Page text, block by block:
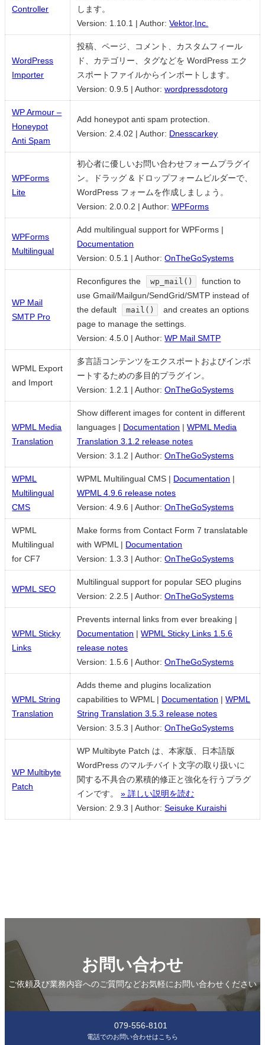
Controller
します。
Version: 1.10.1 |Author:Vektor,Inc.
WordPress
Importer
投稿、ページ、コメント、カスタムフィール
ド、カテゴリー、タグなどを WordPress エク
スポートファイルからインポートします。
Version: 0.9.5 |Author:wordpressdotorg
WP Armour –
Honeypot
Anti Spam
Add honeypot anti spam protection.
Version: 2.4.02 |Author: Dnesscarkey
WPForms
Lite
初心者に優しいお問い合わせフォームプラグイ
ン。ドラッグ & ドロップフォームビルダーで、
WordPress フォームを作成しましょう。
Version: 2.0.0.2 |Author:WPForms
WPForms
Multilingual
Add multilingual support for WPForms |
Documentation
Version: 0.5.1 |Author:OnTheGoSystems
WP Mail
SMTP Pro
Reconfigures the wp_mail()
function to
use Gmail/Mailgun/SendGrid/SMTP instead of
the default
mail()
and creates an options
page to manage the settings.
Version: 4.5.0 |Author:WP Mail SMTP
WPML Export
and Import
多言語コンテンツをエクスポートおよびインポ
ートするための多目的プラグイン。
Version: 1.2.1 |Author:OnTheGoSystems
WPML Media
Translation
Show different images for content in different
languages | Documentation |WPML Media
Translation 3.1.2 release notes
Version: 3.1.2 |Author:OnTheGoSystems
WPML
Multilingual
CMS
WPML Multilingual CMS | Documentation |
WPML 4.9.6 release notes
Version: 4.9.6 |Author:OnTheGoSystems
WPML
Multilingual
for CF7
Make forms from Contact Form 7 translatable
with WPML | Documentation
Version: 1.3.3 |Author:OnTheGoSystems
WPML SEO
Multilingual support for popular SEO plugins
Version: 2.2.5 |Author:OnTheGoSystems
WPML Sticky
Links
Prevents internal links from ever breaking |
Documentation |WPML Sticky Links 1.5.6
release notes
Version: 1.5.6 |Author:OnTheGoSystems
WPML String
Translation
Adds theme and plugins localization
capabilities to WPML | Documentation |WPML
String Translation 3.5.3 release notes
Version: 3.5.3 |Author:OnTheGoSystems
WP Multibyte
Patch
WP Multibyte Patch は、本家版、日本語版
WordPress のマルチバイト文字の取り扱いに
関する不具合の累積的修正と強化を行うプラグ
インです。» 詳しい説明を読む
Version: 2.9.3 |Author:Seisuke Kuraishi
お問い合わせ
ご依頼及び業務内容へのご質問などお気軽にお問い合わせください
079-556-8101
電話でのお問い合わせはこちら